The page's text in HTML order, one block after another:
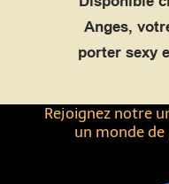
Rejoignez notre
un monde de
Anges,
porter sexy